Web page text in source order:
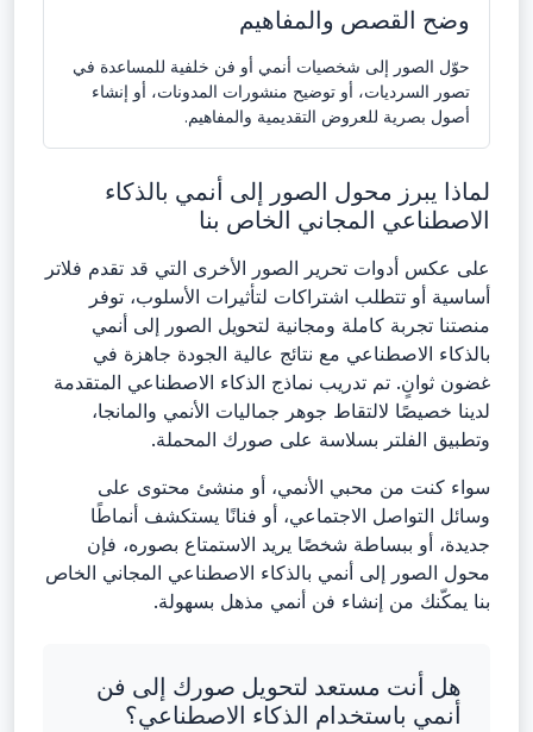
وضح القصص والمفاهيم
حوّل الصور إلى شخصيات أنمي أو فن خلفية للمساعدة في
تصور السرديات، أو توضيح منشورات المدونات، أو إنشاء
أصول بصرية للعروض التقديمية والمفاهيم.
لماذا يبرز محول الصور إلى أنمي بالذكاء
الاصطناعي المجاني الخاص بنا
على عكس أدوات تحرير الصور الأخرى التي قد تقدم فلاتر
أساسية أو تتطلب اشتراكات لتأثيرات الأسلوب، توفر
منصتنا تجربة كاملة ومجانية لتحويل الصور إلى أنمي
بالذكاء الاصطناعي مع نتائج عالية الجودة جاهزة في
غضون ثوانٍ. تم تدريب نماذج الذكاء الاصطناعي المتقدمة
لدينا خصيصًا لالتقاط جوهر جماليات الأنمي والمانجا،
وتطبيق الفلتر بسلاسة على صورك المحملة.
سواء كنت من محبي الأنمي، أو منشئ محتوى على
وسائل التواصل الاجتماعي، أو فنانًا يستكشف أنماطًا
جديدة، أو ببساطة شخصًا يريد الاستمتاع بصوره، فإن
محول الصور إلى أنمي بالذكاء الاصطناعي المجاني الخاص
بنا يمكّنك من إنشاء فن أنمي مذهل بسهولة.
هل أنت مستعد لتحويل صورك إلى فن
أنمي باستخدام الذكاء الاصطناعي؟